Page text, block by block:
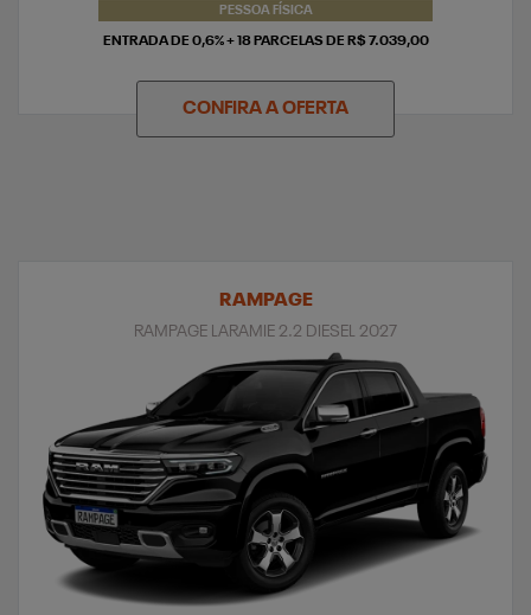
PESSOA FÍSICA
ENTRADA DE 0,6% + 18 PARCELAS DE R$ 7.039,00
CONFIRA A OFERTA
RAMPAGE
RAMPAGE LARAMIE 2.2 DIESEL 2027